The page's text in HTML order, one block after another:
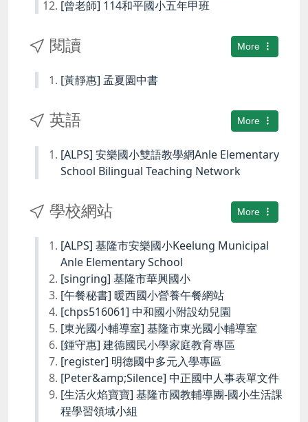
[曾老師] 114和平國小五年甲班
More
閱讀
[黃靜惠] 孟夏園中書
More
英語
[ALPS] 安樂國小雙語教學網Anle Elementary
School Bilingual Teaching Network
More
學校網站
[ALPS] 基隆市安樂國小Keelung Municipal
Anle Elementary School
[singring] 基隆市華興國小
[午餐秘書] 暖西國小營養午餐網站
[chps516061] 中和國小附設幼兒園
[東光國小輔導室] 基隆市東光國小輔導室
[鍾守惠] 建德國民小學家庭教育專區
[register] 明德國中多元入學專區
[Peter&amp;Silence] 中正國中人事表單文件
[生活火焰寶寶] 基隆市國教輔導團-國小生活課
程學習領域小組